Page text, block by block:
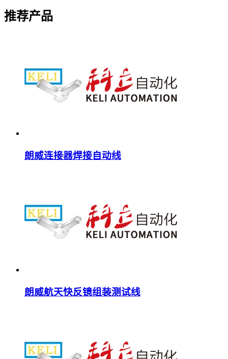
推荐产品
朗威连接器焊接自动线
朗威航天快反镜组装测试线